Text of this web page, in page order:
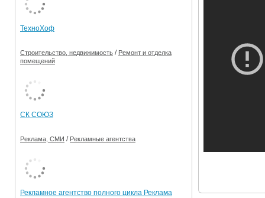
ТехноХоф
Строительство, недвижимость / Ремонт и отделка
помещений
СК СОЮЗ
Реклама, СМИ / Рекламные агентства
Рекламное агентство полного цикла Реклама